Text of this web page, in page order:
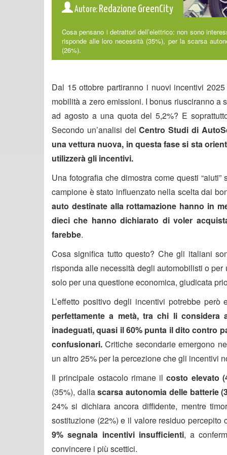
Autore: Redazione GreenCity
Cosa pensano i detrattori dell’elettrico: non sono
risponde alle loro necessità (35%), per la scarsa
(26%).
Dal 15 ottobre partiranno i nuovi incentivi
mobilità a zero emissioni. I bonus riusciranno a
ad agosto a una quota del 5,2%? E
Secondo un’analisi delCentro Studi di
una vettura nuova, in questa fase si sta
utilizzerà gli incentivi.
Una fotografia che dimostra come questi
campione è stato influenzato nella scelta dai
auto destinate alla rottamazione hanno in
dieci che hanno dichiarato di voler
farebbe.
Cosa significa tutto questo? Che gli italiani
risponda alle necessità degli automobilisti o
solo per una questione economica, giudicata
L’effetto positivo degli incentivi potrebbe
perfettamente a metà, tra chi li
inadeguati, quasi il 60% punta il dito contro
confusionari. Critiche secondarie emergono
un altro 25% per la percezione che gli incentivi
Il principale ostacolo rimane ilcosto elevato
(35%), dallascarsa autonomia delle batterie
24% si dichiara ancora diffidente, mentre
sostituzione (22%) e il valore residuo
9% segnala incentivi insufficienti, a
convincere i più scettici.